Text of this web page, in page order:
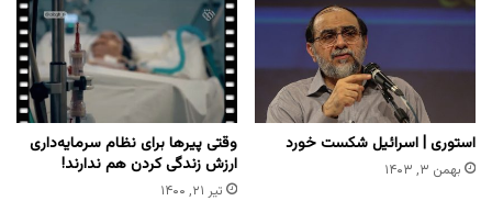
استوری | اسرائیل شکست خورد
بهمن ۳, ۱۴۰۳
وقتی پیرها برای نظام سرمایه‌داری
ارزش زندگی کردن هم ندارند!
تیر ۲۱, ۱۴۰۰